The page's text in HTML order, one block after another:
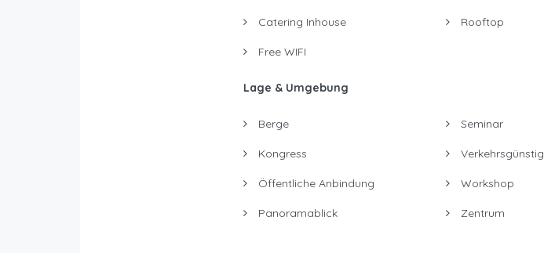
Catering Inhouse
Free WIFI
Rooftop
Lage & Umgebung
Berge
Kongress
Öffentliche Anbindung
Panoramablick
Seminar
Verkehrsgünstig
Workshop
Zentrum